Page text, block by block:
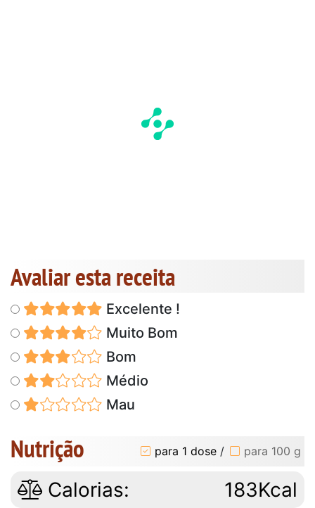
Avaliar esta receita
Excelente !
Muito Bom
Bom
Médio
Mau
Nutrição para 1 dose / para 100 g
Calorias: 183Kcal